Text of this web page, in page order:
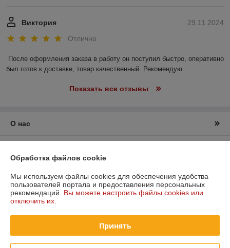
29.11.2024
Виктория
Отлично
После оформления заказа в работу он поступил быстро, оперативно
был готов к доставке, товар качественный. Рекомендую.
Показать все отзывы
О нас
График работы
Политика обработки cookies
Обработка файлов cookie
Мы используем файлы cookies для обеспечения удобства
пользователей портала и предоставления персональных
рекомендаций. Вы можете настроить файлы cookies или
отключить их.
Принять